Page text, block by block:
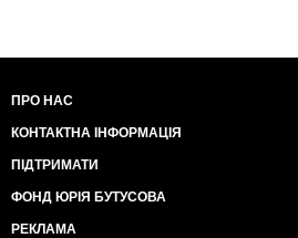
ПРО НАС
КОНТАКТНА ІНФОРМАЦІЯ
ПІДТРИМАТИ
ФОНД ЮРІЯ БУТУСОВА
РЕКЛАМА